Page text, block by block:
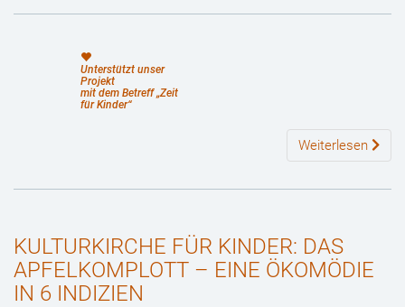
Unterstützt unser
Projekt
mit dem Betreff „Zeit
für Kinder“
Weiterlesen
KULTURKIRCHE FÜR KINDER: DAS
APFELKOMPLOTT – EINE ÖKOMÖDIE
IN 6 INDIZIEN